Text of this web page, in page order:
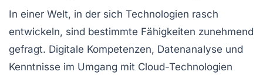
In einer Welt, in der sich Technologien rasch
entwickeln, sind bestimmte Fähigkeiten zunehmend
gefragt. Digitale Kompetenzen, Datenanalyse und
Kenntnisse im Umgang mit Cloud-Technologien